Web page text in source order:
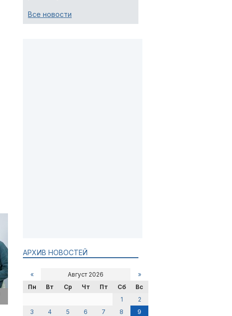
Все новости
АРХИВ НОВОСТЕЙ
« Август 2026
»
Пн
Вт Ср Чт Пт Сб
Вс
1
2
3
4 5 6 7 8
9